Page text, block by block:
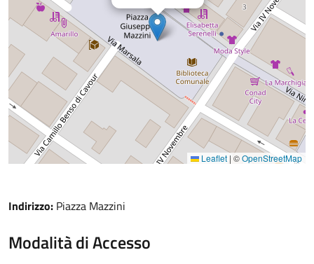
Leaflet | ©OpenStreetMap
Indirizzo: Piazza Mazzini
Modalità di Accesso